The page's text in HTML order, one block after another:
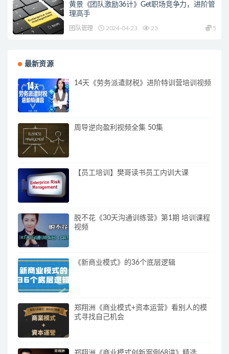
黄景《团队激励36计》Get职场竞争力，进阶管
理高手
团队管理 2024-04-23 23 5
最新资源
14天《劳务派遣财税》进阶特训营培训视频
周导逆向盈利视频全集 50集
【员工培训】樊哥读书员工内训大课
脱不花《30天沟通训练营》第1期 培训课程
视频
《新商业模式》的36个底层逻辑
郑翔洲《商业模式+资本运营》看别人的模
式寻找自己机会